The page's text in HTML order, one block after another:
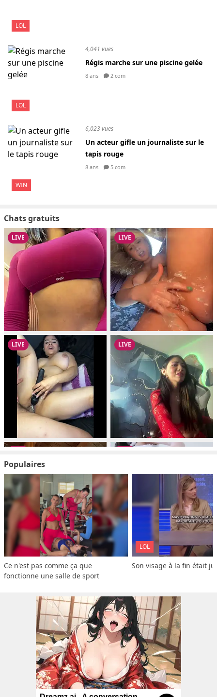
LOL
LOL
4,041 vues
Régis marche sur une piscine gelée
8 ans 2 com
WIN
6,023 vues
Un acteur gifle un journaliste sur le
tapis rouge
8 ans 5 com
Chats gratuits
Populaires
Ce n'est pas comme ça que
fonctionne une salle de sport
LOL
Son visage à la fin était